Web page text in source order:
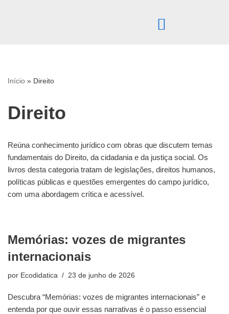
Início » Direito
Direito
Reúna conhecimento jurídico com obras que discutem temas
fundamentais do Direito, da cidadania e da justiça social. Os
livros desta categoria tratam de legislações, direitos humanos,
políticas públicas e questões emergentes do campo jurídico,
com uma abordagem crítica e acessível.
Memórias: vozes de migrantes
internacionais
por Ecodidatica 23 de junho de 2026
Descubra “Memórias: vozes de migrantes internacionais” e
entenda por que ouvir essas narrativas é o passo essencial